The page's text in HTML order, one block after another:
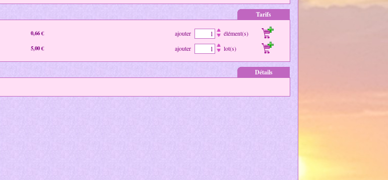
Tarifs
0,66 € ajouter
élément(s)
5,00 € ajouter lot(s)
Détails